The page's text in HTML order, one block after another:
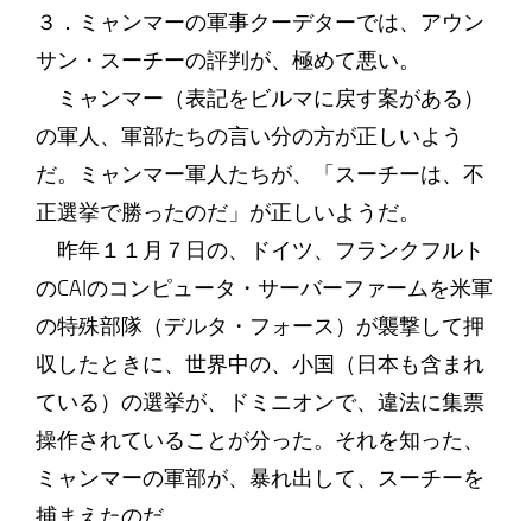
３．ミャンマーの軍事クーデターでは、アウン
サン・スーチーの評判が、極めて悪い。
ミャンマー（表記をビルマに戻す案がある）
の軍人、軍部たちの言い分の方が正しいよう
だ。ミャンマー軍人たちが、「スーチーは、不
正選挙で勝ったのだ」が正しいようだ。
昨年１１月７日の、ドイツ、フランクフルト
のCAIのコンピュータ・サーバーファームを米軍
の特殊部隊（デルタ・フォース）が襲撃して押
収したときに、世界中の、小国（日本も含まれ
ている）の選挙が、ドミニオンで、違法に集票
操作されていることが分った。それを知った、
ミャンマーの軍部が、暴れ出して、スーチーを